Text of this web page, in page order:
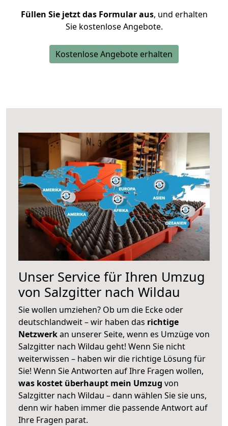
Füllen Sie jetzt das Formular aus, und erhalten
Sie kostenlose Angebote.
Kostenlose Angebote erhalten
Unser Service für Ihren Umzug
von Salzgitter nach Wildau
Sie wollen umziehen? Ob um die Ecke oder
deutschlandweit – wir haben das richtige
Netzwerkan unserer Seite, wenn es Umzüge von
Salzgitter nach Wildau geht! Wenn Sie nicht
weiterwissen – haben wir die richtige Lösung für
Sie! Wenn Sie Antworten auf Ihre Fragen wollen,
was kostet überhaupt mein Umzug von
Salzgitter nach Wildau – dann wählen Sie sie uns,
denn wir haben immer die passende Antwort auf
Ihre Fragen parat.